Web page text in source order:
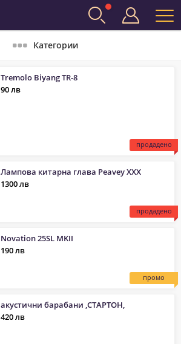
Категории
продадено
Tremolo Biyang TR-8
90 лв
продадено
Лампова китарна глава Peavey XXX
1300 лв
промо
Novation 25SL MKII
190 лв
акустични барабани ,СТАРТОН,
420 лв